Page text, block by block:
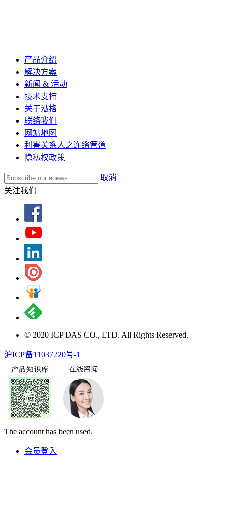
产品介绍
解决方案
新闻 & 活动
技术支持
关于泓格
联络我们
网站地图
利害关系人之连络管道
隐私权政策
取消
关注我们
© 2020 ICP DAS CO., LTD. All Rights Reserved.
沪ICP备11037220号-1
The account has been used.
会员登入